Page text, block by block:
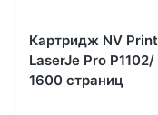
Картридж NV
LaserJe Pro
1600 страниц